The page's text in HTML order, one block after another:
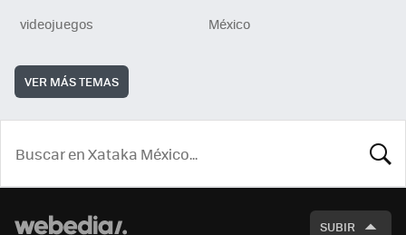
videojuegos
México
VER MÁS TEMAS
SUBIR